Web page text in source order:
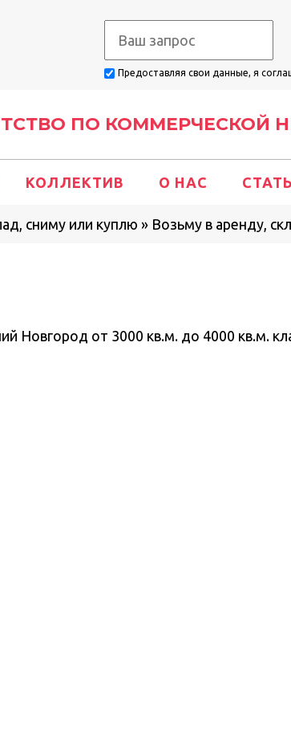
Предоставляя свои данные, я
ПО КОММЕРЧЕСКОЙ
КОЛЛЕКТИВ О НАС
сниму или куплю » Возьму в аренду,
Новгород от 3000 кв.м. до 4000 кв.м.